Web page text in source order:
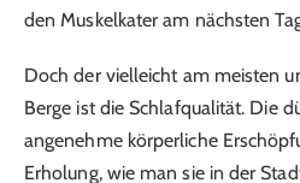
den Muskelkater am nächsten
Doch der vielleicht am meisten
Berge ist die Schlafqualität. Die
angenehme körperliche
Erholung, wie man sie in der